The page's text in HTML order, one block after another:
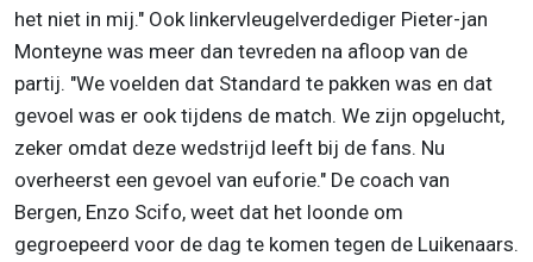
het niet in mij." Ook linkervleugelverdediger Pieter-jan
Monteyne was meer dan tevreden na afloop van de
partij. "We voelden dat Standard te pakken was en dat
gevoel was er ook tijdens de match. We zijn opgelucht,
zeker omdat deze wedstrijd leeft bij de fans. Nu
overheerst een gevoel van euforie." De coach van
Bergen, Enzo Scifo, weet dat het loonde om
gegroepeerd voor de dag te komen tegen de Luikenaars.